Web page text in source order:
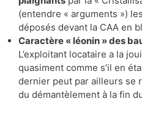
(entendre « arguments »)
déposés devant la CAA en
Caractère « léonin » des
L’exploitant locataire a la
quasiment comme s’il en
dernier peut par ailleurs se
du démantèlement à la fin